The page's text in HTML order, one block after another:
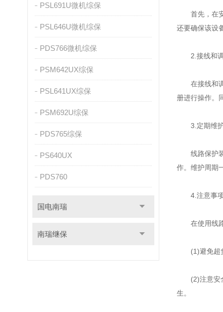
PSL691U微机综保
PSL646U微机综保
PDS766微机综保
PSM642UX综保
PSL641UX综保
PSM692U综保
PDS765综保
PS640UX
PDS760
国电南瑞
南瑞继保
首先，在安
还要确保该设
2.接线和
在接线和调
册进行操作。
3.定期维
线路保护装
作。维护周期
4.注意事
在使用线路
(1)避免超负
(2)注意安全
生。